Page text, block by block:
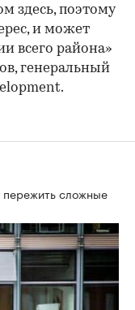
здесь, поэтому
и может
всего района»
генеральный
пережить сложные